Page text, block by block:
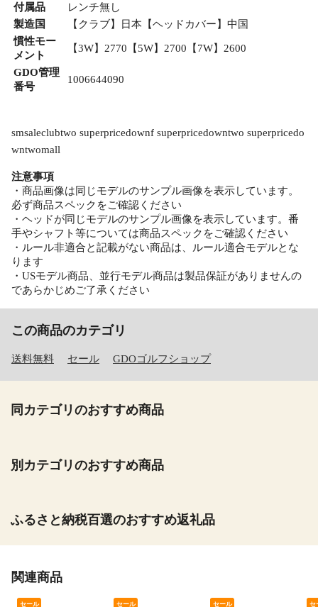
付属品
レンチ無し
製造国
【クラブ】日本【ヘッドカバー】中国
慣性モー
メント
【3W】2770【5W】2700【7W】2600
GDO管理
番号
1006644090
smsaleclubtwo superpricedownf superpricedowntwo superpricedo
wntwomall
注意事項
・商品画像は同じモデルのサンプル画像を表示しています。
必ず商品スペックをご確認ください
・ヘッドが同じモデルのサンプル画像を表示しています。番
手やシャフト等については商品スペックをご確認ください
・ルール非適合と記載がない商品は、ルール適合モデルとな
ります
・USモデル商品、並行モデル商品は製品保証がありませんの
であらかじめご了承ください
この商品のカテゴリ
送料無料 セール GDOゴルフショップ
同カテゴリのおすすめ商品
別カテゴリのおすすめ商品
ふるさと納税百選のおすすめ返礼品
関連商品
セール セール セール セ